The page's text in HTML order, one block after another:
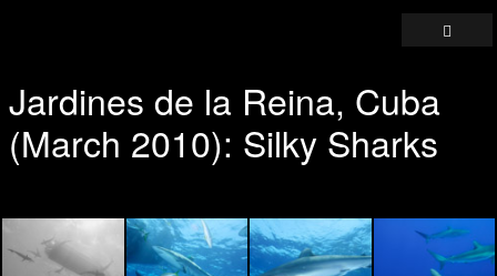
Jardines de la Reina, Cuba
(March 2010): Silky Sharks